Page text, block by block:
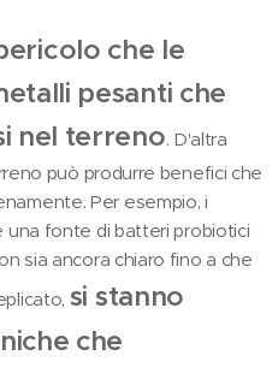
che le
pesanti che
nel terreno. D'altra
può produrre benefici che
Per esempio, i
fonte di batteri probiotici
sia ancora chiaro fino a che
si stanno
che